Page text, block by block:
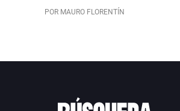
POR MAURO FLORENTÍN